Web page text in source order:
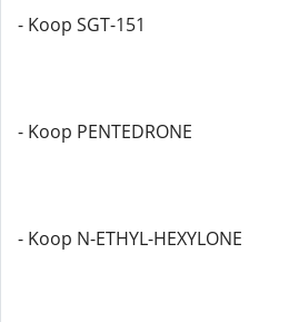
- Koop SGT-151
- Koop PENTEDRONE
- Koop N-ETHYL-HEXYLONE